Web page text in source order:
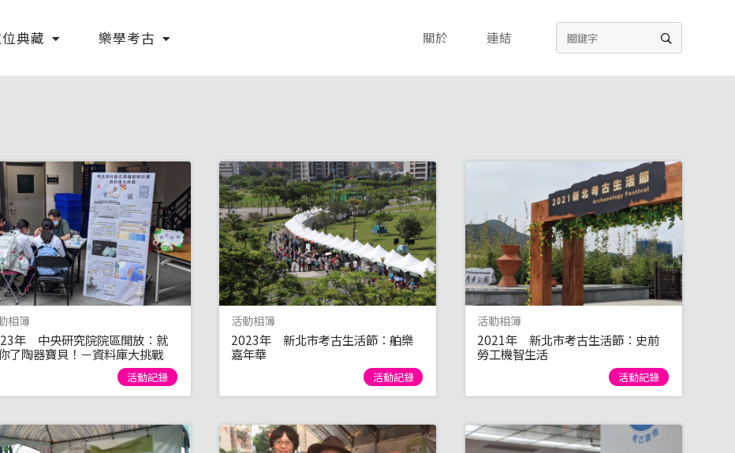
典藏 樂學考古 關於 連結
相簿
年 中央研究院院區開放：就
了陶器寶貝！－資料庫大挑戰
活動記錄
活動相簿
2023年 新北市考古生活節：舶樂
嘉年華
活動記錄
活動相簿
2021年 新北市考古生活節：史前
勞工機智生活
活動記錄